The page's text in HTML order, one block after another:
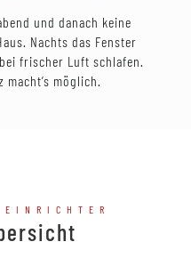
und danach keine
Nachts das Fenster
frischer Luft schlafen.
macht’s möglich.